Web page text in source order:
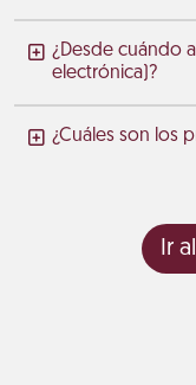
¿Desde cuándo
electrónica)?
¿Cuáles son los
Ir